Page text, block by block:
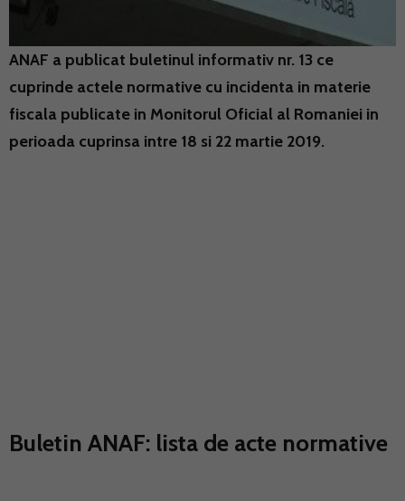
ANAF a publicat buletinul informativ nr. 13 ce
cuprinde actele normative cu incidenta in materie
fiscala publicate in Monitorul Oficial al Romaniei in
perioada cuprinsa intre 18 si 22 martie 2019.
Buletin ANAF: lista de acte normative